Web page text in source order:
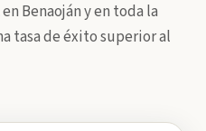
Benaoján y en toda la
tasa de éxito superior al